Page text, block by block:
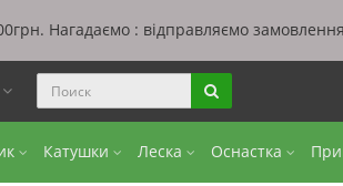
Нагадаємо : відправляємо
Катушки Леска Оснастка